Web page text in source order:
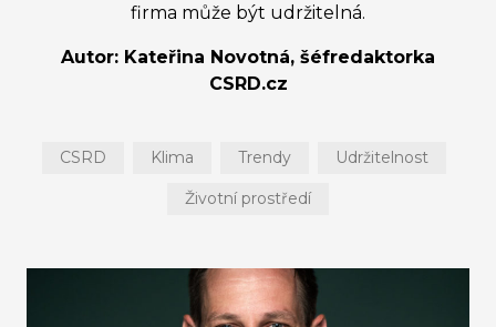
firma může být udržitelná.
Autor: Kateřina Novotná, šéfredaktorka
CSRD.cz
CSRD Klima Trendy Udržitelnost
Životní prostředí